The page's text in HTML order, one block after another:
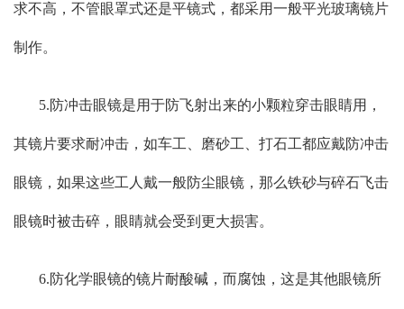
求不高，不管眼罩式还是平镜式，都采用一般平光玻璃镜片
制作。
5.防冲击眼镜是用于防飞射出来的小颗粒穿击眼睛用，
其镜片要求耐冲击，如车工、磨砂工、打石工都应戴防冲击
眼镜，如果这些工人戴一般防尘眼镜，那么铁砂与碎石飞击
眼镜时被击碎，眼睛就会受到更大损害。
6.防化学眼镜的镜片耐酸碱，而腐蚀，这是其他眼镜所